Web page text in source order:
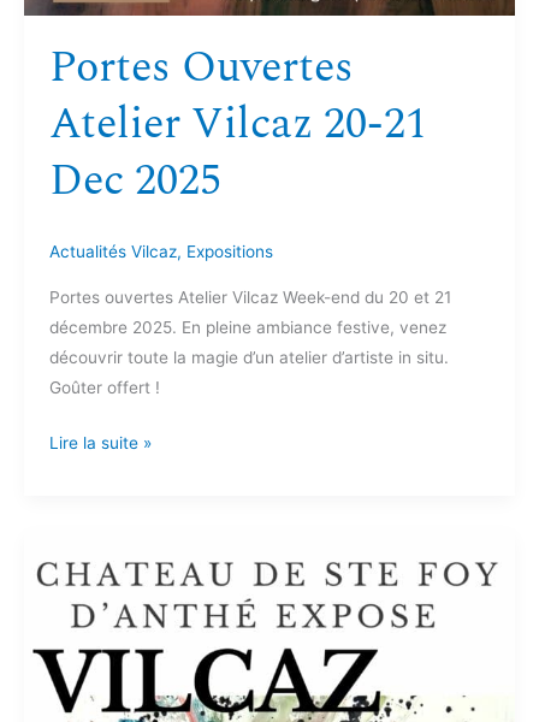
Portes Ouvertes
Atelier Vilcaz 20-21
Dec 2025
Actualités Vilcaz, Expositions
Portes ouvertes Atelier Vilcaz Week-end du 20 et 21
décembre 2025. En pleine ambiance festive, venez
découvrir toute la magie d’un atelier d’artiste in situ.
Goûter offert !
Lire la suite »
de
Ste
Foy
D’anthé
sept